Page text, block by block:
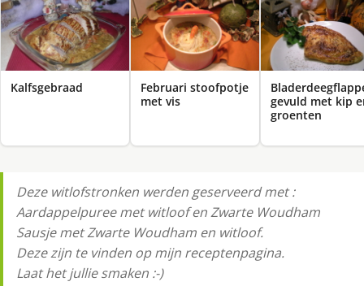
Kalfsgebraad
Februari stoofpotje
met vis
gevuld met kip
groenten
Deze witlofstronken werden geserveerd met :
Aardappelpuree met witloof en Zwarte Woudham
Sausje met Zwarte Woudham en witloof.
Deze zijn te vinden op mijn receptenpagina.
Laat het jullie smaken :-)